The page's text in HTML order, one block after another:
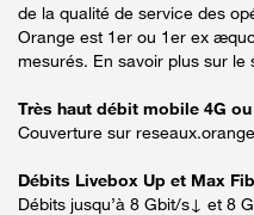
de la qualité de service des
Orange est 1er ou 1er ex
mesurés. En savoir plus sur le
Très haut débit mobile 4G ou
Couverture sur
Débits Livebox Up et Max
Débits jusqu’à 8 Gbit/s↓ et 8